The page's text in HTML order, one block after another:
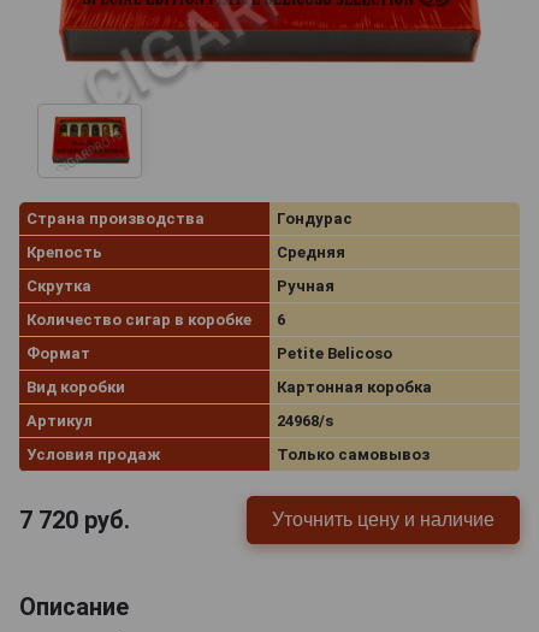
Страна производства
Гондурас
Крепость
Средняя
Скрутка
Ручная
Количество сигар в коробке
6
Формат
Petite Belicoso
Вид коробки
Картонная коробка
Артикул
24968/s
Условия продаж
Только самовывоз
7 720 руб. Уточнить цену и наличие
Описание